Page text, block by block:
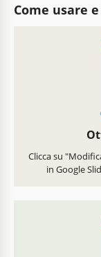
Come usare
Clicca su
in Google